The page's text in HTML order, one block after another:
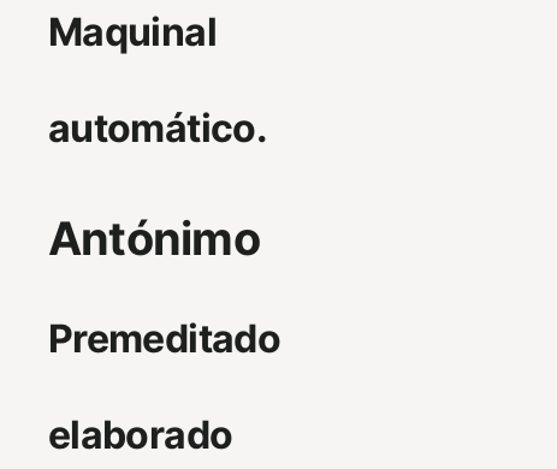
Maquinal
automático.
Antónimo
Premeditado
elaborado